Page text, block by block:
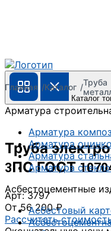
Каталог
Арматура
Арматура
Арматура
Арматура
Арматура
Асбестоцементные
Асбестовый
Главная Каталог
Труба
Труба
3ПС ГОСТ
Арт: 3797
От 56 200 ₽
Рассчитать